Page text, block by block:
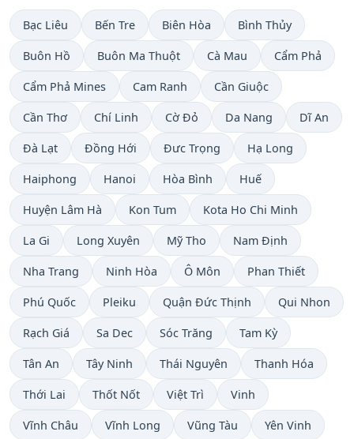
Bạc Liêu Bến Tre Biên Hòa Bình Thủy
Buôn Hồ Buôn Ma Thuột Cà Mau Cẩm Phả
Cẩm Phả Mines Cam Ranh Cần Giuộc
Cần Thơ Chí Linh Cờ Đỏ Da Nang Dĩ An
Đà Lạt Đồng Hới Đưc Trọng Hạ Long
Haiphong Hanoi Hòa Bình Huế
Huyện Lâm Hà Kon Tum Kota Ho Chi Minh
La Gi Long Xuyên Mỹ Tho Nam Định
Nha Trang Ninh Hòa Ô Môn Phan Thiết
Phú Quốc Pleiku Quận Đức Thịnh Qui Nhon
Rạch Giá Sa Dec Sóc Trăng Tam Kỳ
Tân An Tây Ninh Thái Nguyên Thanh Hóa
Thới Lai Thốt Nốt Việt Trì Vinh
Vĩnh Châu Vĩnh Long Vũng Tàu Yên Vinh